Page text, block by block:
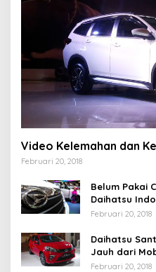
Video Kelemahan dan
Februari 20, 2018
Belum Pakai
Daihatsu
Februari 20, 2018
Daihatsu
Jauh dari
Februari 20, 2018